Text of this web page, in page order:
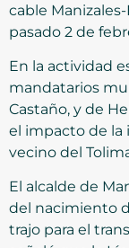
cable
pasado 2 de
En la actividad
mandatarios
Castaño, y de
el impacto de
vecino del
El alcalde de
del nacimiento
trajo para el